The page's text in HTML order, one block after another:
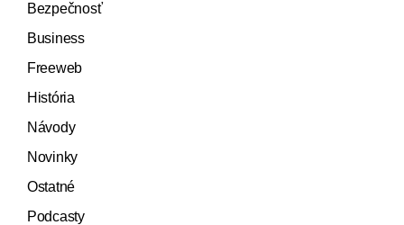
Bezpečnosť
Business
Freeweb
História
Návody
Novinky
Ostatné
Podcasty